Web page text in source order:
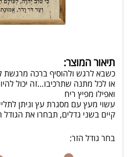
תיאור המוצר:
כשבא לרגש ולהוסיף ברכה מרגשת
או לכל מתנה שתרכיבו…זה יכול
ואפילו מפיץ ריח
עשוי מעץ עם מסגרת עץ וניתן
קיים בשני גדלים, תבחרו את הגודל
בחר גודל הזר: